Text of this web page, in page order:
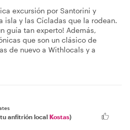
excursión por Santorini y
isla y las Cícladas que la rodean.
guía tan experto! Además,
que son un clásico de
de nuevo a Withlocals y a
anfitrión local Kostas)